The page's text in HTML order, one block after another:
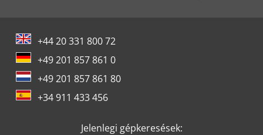
+44 20 331 800 72
+49 201 857 861 0
+49 201 857 861 80
+34 911 433 456
Jelenlegi gépkeresések: